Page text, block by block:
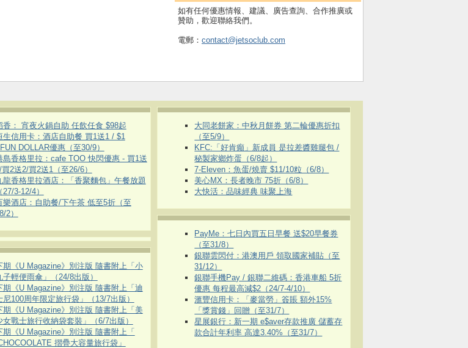
如有任何優惠情報、建議、廣告查詢、合作推廣或
贊助，歡迎聯絡我們。
電郵： contact@jetsoclub.com
香： 宵夜火鍋自助 任飲任食 $98起
生信用卡：酒店自助餐 買1送1 / $1
DOLLAR優惠（至30/9）
島香格里拉：cafe TOO 快閃優惠 - 買1送
買2送2/買2送1（至26/6）
龍香格里拉酒店：「香聚麵包」午餐放題
（27/3-12/4）
樂酒店：自助餐/下午茶 低至5折（至
2）
期《U Magazine》別注版 隨書附上「小
子輕便雨傘」（24/8出版）
期《U Magazine》別注版 隨書附上「迪
尼100周年限定旅行袋」（13/7出版）
期《U Magazine》別注版 隨書附上「美
女戰士旅行收納袋套裝」（6/7出版）
期《U Magazine》別注版 隨書附上「
摺疊大容量旅行袋」
大同老餅家：中秋月餅券 第二輪優惠折扣
（至5/9）
KFC:「好肯癲」新成員 是拉差醬雞腿包 /
秘製家鄉炸蛋（6/8起）
7-Eleven：魚蛋/燒賣 $11/10粒（6/8）
美心MX：長者晚市 75折（6/8）
大快活：品味經典 味聚上海
PayMe：七日內買五日早餐 送$20早餐券
（至31/8）
銀聯雲閃付：港澳用戶 領取國家補貼（至
31/12）
銀聯手機Pay / 銀聯二維碼：香港車船 5折
優惠 每程最高減$2（24/7-4/10）
滙豐信用卡：「麥當勞」簽賬 額外15%
「獎賞錢」回贈（至31/7）
星展銀行：新一期 e$aver存款推廣 儲蓄存
款合計年利率 高達3.40%（至31/7）